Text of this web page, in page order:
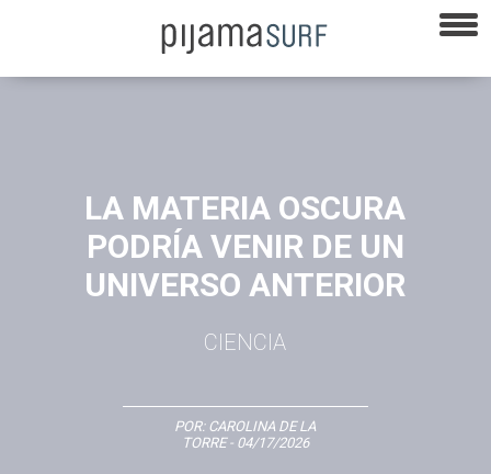
LA MATERIA OSCURA
PODRÍA VENIR DE UN
UNIVERSO ANTERIOR
CIENCIA
POR: CAROLINA DE LA
TORRE- 04/17/2026